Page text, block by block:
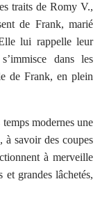
traits de Romy V.,
de Frank, marié
lui rappelle leur
dans les
de Frank, en plein
modernes une
à savoir des coupes
à merveille
grandes lâchetés,